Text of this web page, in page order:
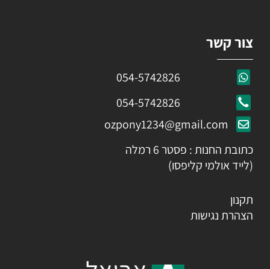
צור קשר
054-5742826
054-5742826
ozpony1234@gmail.com
כתובת החנות : פסטר 6 רמלה
(לייד אולמי קליפסו)
תקנון
הצהרת נגישות